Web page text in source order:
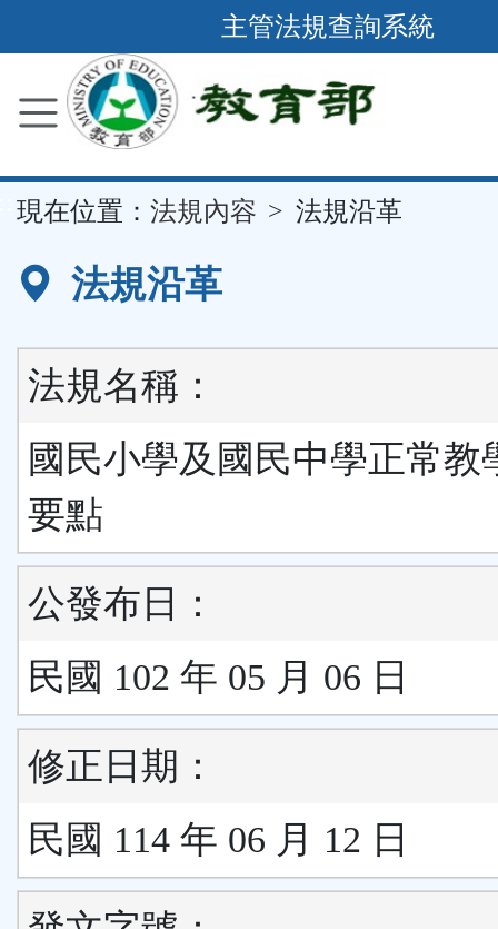
到
要
容
區
主管法規查詢系統
現在位置： 法規內容 法規沿革
法規沿革
法規名稱：
國民小學及國民中學正常教
要點
公發布日：
民國 102 年 05 月 06 日
修正日期：
民國 114 年 06 月 12 日